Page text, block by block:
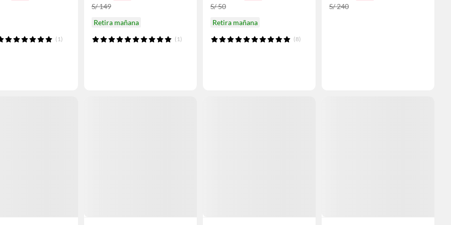
(1)
S/ 149
Retira mañana
(1)
S/ 50
Retira mañana
(8)
S/ 240